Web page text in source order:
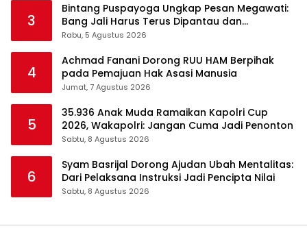
3
Bintang Puspayoga Ungkap Pesan Megawati:
Bang Jali Harus Terus Dipantau dan
Dikembangkan
Rabu, 5 Agustus 2026
4
Achmad Fanani Dorong RUU HAM Berpihak
pada Pemajuan Hak Asasi Manusia
Jumat, 7 Agustus 2026
5
35.936 Anak Muda Ramaikan Kapolri Cup
2026, Wakapolri: Jangan Cuma Jadi Penonton
Sabtu, 8 Agustus 2026
6
Syam Basrijal Dorong Ajudan Ubah Mentalitas:
Dari Pelaksana Instruksi Jadi Pencipta Nilai
Sabtu, 8 Agustus 2026